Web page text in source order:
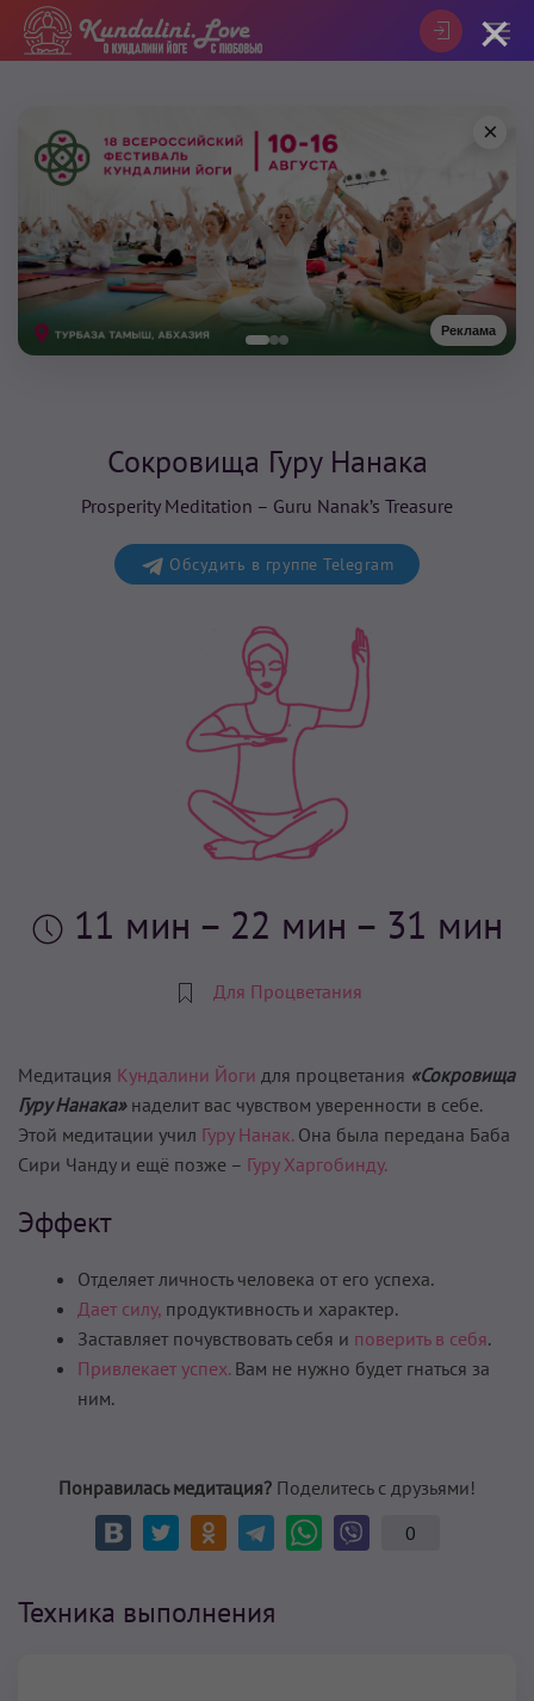
Реклама
×
Сокровища Гуру Нанака
Prosperity Meditation – Guru Nanak’s Treasure
Обсудить в группе Telegram
11 мин – 22 мин – 31 мин
Для Процветания
Медитация Кундалини Йоги для процветания «Сокровища
Гуру Нанака»наделит вас чувством уверенности в себе.
Этой медитации учил Гуру Нанак.Она была передана Баба
Сири Чанду и ещё позже – Гуру Харгобинду.
Эффект
Отделяет личность человека от его успеха.
Дает силу, продуктивность и характер.
Заставляет почувствовать себя и поверить в себя.
Привлекает успех.Вам не нужно будет гнаться за
ним.
Понравилась медитация? Поделитесь с друзьями!
0
Техника выполнения
×